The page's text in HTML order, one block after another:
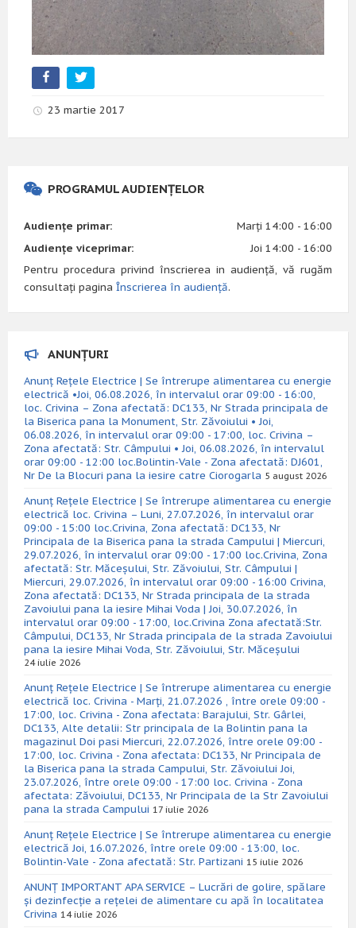
23 martie 2017
PROGRAMUL AUDIENȚELOR
Audiențe primar:
Marți 14:00 - 16:00
Audiențe viceprimar:
Joi 14:00 - 16:00
Pentru procedura privind înscrierea in audiență, vă rugăm
consultați pagina Înscrierea în audiență.
ANUNȚURI
Anunț Rețele Electrice | Se întrerupe alimentarea cu energie
electrică •Joi, 06.08.2026, în intervalul orar 09:00 - 16:00,
loc. Crivina – Zona afectată: DC133, Nr Strada principala de
la Biserica pana la Monument, Str. Zăvoiului • Joi,
06.08.2026, în intervalul orar 09:00 - 17:00, loc. Crivina –
Zona afectată: Str. Câmpului • Joi, 06.08.2026, în intervalul
orar 09:00 - 12:00 loc.Bolintin-Vale - Zona afectată: DJ601,
Nr De la Blocuri pana la iesire catre Ciorogarla 5 august 2026
Anunț Rețele Electrice | Se întrerupe alimentarea cu energie
electrică loc. Crivina – Luni, 27.07.2026, în intervalul orar
09:00 - 15:00 loc.Crivina, Zona afectată: DC133, Nr
Principala de la Biserica pana la strada Campului | Miercuri,
29.07.2026, în intervalul orar 09:00 - 17:00 loc.Crivina, Zona
afectată: Str. Măceșului, Str. Zăvoiului, Str. Câmpului |
Miercuri, 29.07.2026, în intervalul orar 09:00 - 16:00 Crivina,
Zona afectată: DC133, Nr Strada principala de la strada
Zavoiului pana la iesire Mihai Voda | Joi, 30.07.2026, în
intervalul orar 09:00 - 17:00, loc.Crivina Zona afectată:Str.
Câmpului, DC133, Nr Strada principala de la strada Zavoiului
pana la iesire Mihai Voda, Str. Zăvoiului, Str. Măceșului
24 iulie 2026
Anunț Rețele Electrice | Se întrerupe alimentarea cu energie
electrică loc. Crivina - Marți, 21.07.2026 , între orele 09:00 -
17:00, loc. Crivina - Zona afectata: Barajului, Str. Gârlei,
DC133, Alte detalii: Str principala de la Bolintin pana la
magazinul Doi pasi Miercuri, 22.07.2026, între orele 09:00 -
17:00, loc. Crivina - Zona afectata: DC133, Nr Principala de
la Biserica pana la strada Campului, Str. Zăvoiului Joi,
23.07.2026, între orele 09:00 - 17:00 loc. Crivina - Zona
afectata: Zăvoiului, DC133, Nr Principala de la Str Zavoiului
pana la strada Campului 17 iulie 2026
Anunț Rețele Electrice | Se întrerupe alimentarea cu energie
electrică Joi, 16.07.2026, între orele 09:00 - 13:00, loc.
Bolintin-Vale - Zona afectată: Str. Partizani 15 iulie 2026
ANUNȚ IMPORTANT APA SERVICE – Lucrări de golire, spălare
și dezinfecție a rețelei de alimentare cu apă în localitatea
Crivina 14 iulie 2026